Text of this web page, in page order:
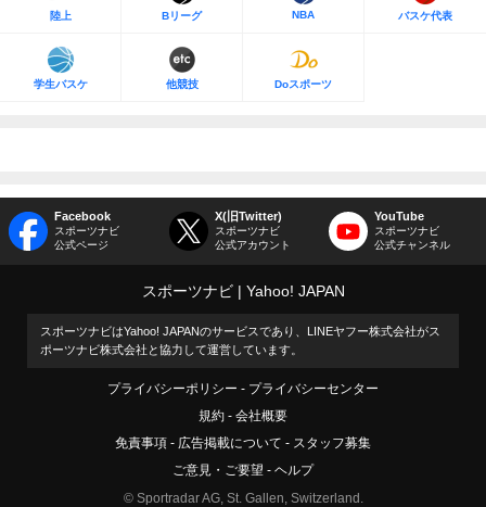
陸上 Bリーグ NBA バスケ代表
学生バスケ 他競技 Doスポーツ
Facebook
スポーツナビ
公式ページ
X(旧Twitter)
スポーツナビ
公式アカウント
YouTube
スポーツナビ
公式チャンネル
スポーツナビ Yahoo! JAPAN
スポーツナビはYahoo! JAPANのサービスであり、LINEヤフー株式会社がス
ポーツナビ株式会社と協力して運営しています。
プライバシーポリシー
プライバシーセンター
規約
会社概要
免責事項
広告掲載について
スタッフ募集
ご意見・ご要望
ヘルプ
© Sportradar AG, St. Gallen, Switzerland.